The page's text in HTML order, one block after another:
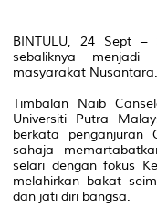
BINTULU, 24 Sept –
sebaliknya
masyarakat Nusantara.
Timbalan Naib
Universiti Putra
berkata penganjuran
sahaja
selari dengan fokus
melahirkan bakat
dan jati diri bangsa.